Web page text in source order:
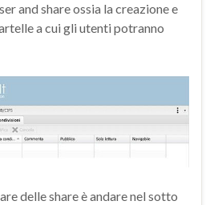
and share ossia la creazione e
a cui gli utenti potranno
delle share è andare nel sotto